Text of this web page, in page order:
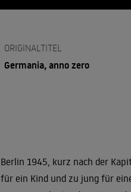
ORIGINALTITEL
Germania, anno zero
Berlin 1945, kurz nach der
für ein Kind und zu jung für